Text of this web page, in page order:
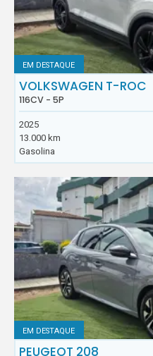
EM DESTAQUE
VOLKSWAGEN T-ROC
116CV - 5P
2025
13.000 km
Gasolina
EM DESTAQUE
PEUGEOT 208